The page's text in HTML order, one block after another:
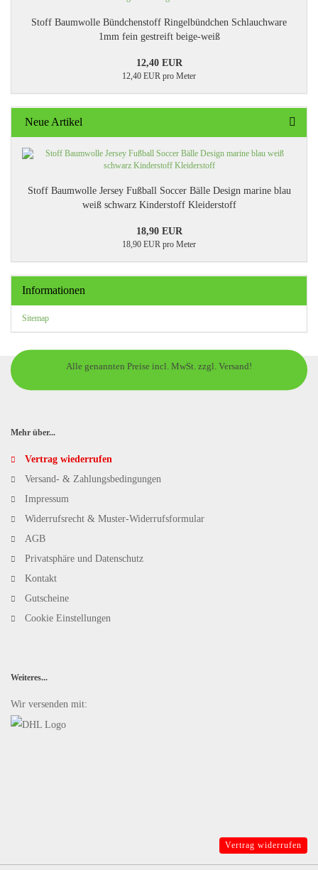
Stoff Baumwolle Bündchenstoff Ringelbündchen Schlauchware
1mm fein gestreift beige-weiß
12,40 EUR
12,40 EUR pro Meter
Neue Artikel
Stoff Baumwolle Jersey Fußball Soccer Bälle Design marine blau
weiß schwarz Kinderstoff Kleiderstoff
18,90 EUR
18,90 EUR pro Meter
Informationen
Sitemap
Alle genannten Preise incl. MwSt. zzgl. Versand!
Mehr über...
Vertrag wiederrufen
Versand- & Zahlungsbedingungen
Impressum
Widerrufsrecht & Muster-Widerrufsformular
AGB
Privatsphäre und Datenschutz
Kontakt
Gutscheine
Cookie Einstellungen
Weiteres...
Wir versenden mit:
Vertrag widerrufen